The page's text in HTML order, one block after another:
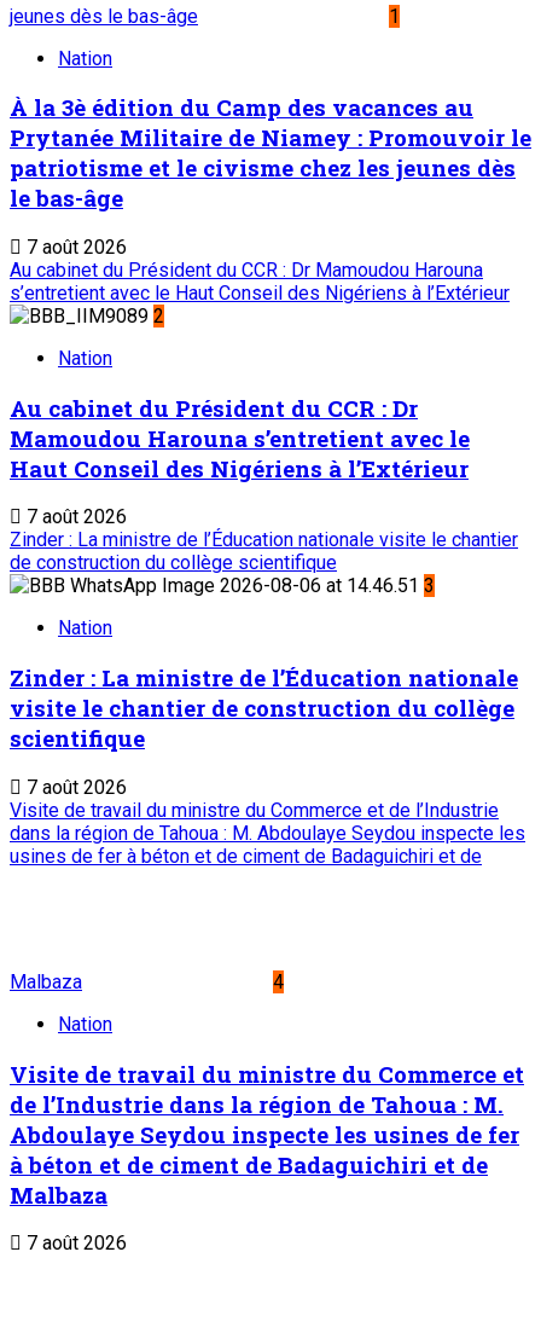
jeunes dès le bas-âge
1
Nation
À la 3è édition du Camp des vacances au
Prytanée Militaire de Niamey : Promouvoir le
patriotisme et le civisme chez les jeunes dès
le bas-âge
7 août 2026
Au cabinet du Président du CCR : Dr Mamoudou Harouna
s’entretient avec le Haut Conseil des Nigériens à l’Extérieur
2
Nation
Au cabinet du Président du CCR : Dr
Mamoudou Harouna s’entretient avec le
Haut Conseil des Nigériens à l’Extérieur
7 août 2026
Zinder : La ministre de l’Éducation nationale visite le chantier
de construction du collège scientifique
3
Nation
Zinder : La ministre de l’Éducation nationale
visite le chantier de construction du collège
scientifique
7 août 2026
Visite de travail du ministre du Commerce et de l’Industrie
dans la région de Tahoua : M. Abdoulaye Seydou inspecte les
usines de fer à béton et de ciment de Badaguichiri et de
Malbaza
4
Nation
Visite de travail du ministre du Commerce et
de l’Industrie dans la région de Tahoua : M.
Abdoulaye Seydou inspecte les usines de fer
à béton et de ciment de Badaguichiri et de
Malbaza
7 août 2026